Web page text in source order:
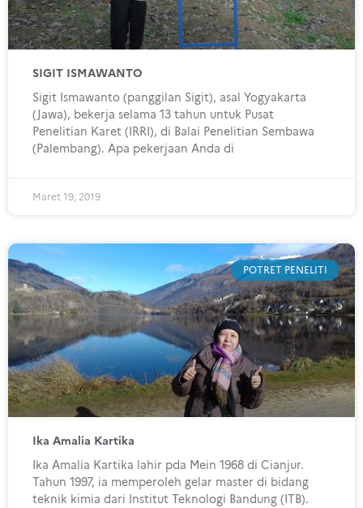
SIGIT ISMAWANTO
Sigit Ismawanto (panggilan Sigit), asal Yogyakarta
(Jawa), bekerja selama 13 tahun untuk Pusat
Penelitian Karet (IRRI), di Balai Penelitian Sembawa
(Palembang). Apa pekerjaan Anda di
Maret 19, 2019
POTRET PENELITI
Ika Amalia Kartika
Ika Amalia Kartika lahir pda Mein 1968 di Cianjur.
Tahun 1997, ia memperoleh gelar master di bidang
teknik kimia dari Institut Teknologi Bandung (ITB).